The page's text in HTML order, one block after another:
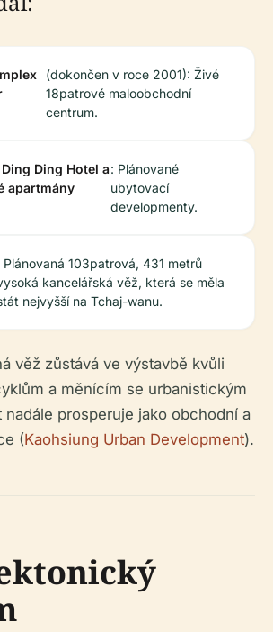
(dokončen v roce 2001): Živé
18patrové maloobchodní
centrum.
Ding Hotel a
apartmány
: Plánované
ubytovací
developmenty.
Plánovaná 103patrová, 431 metrů
kancelářská věž, která se měla
nejvyšší na Tchaj-wanu.
věž zůstává ve výstavbě kvůli
a měnícím se urbanistickým
nadále prosperuje jako obchodní a
(Kaohsiung Urban Development).